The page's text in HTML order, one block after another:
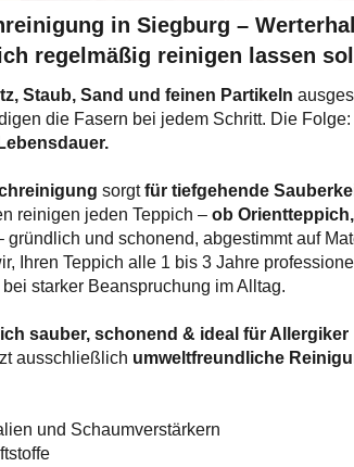
in Siegburg –
regelmäßig reinigen lassen
Staub, Sand und feinen Partikeln
die Fasern bei jedem Schritt. Die
sorgtfür tiefgehende
reinigen jeden Teppich – ob
gründlich und schonend, abgestimmt auf
Ihren Teppich alle 1 bis 3 Jahre
starker Beanspruchung im Alltag.
sauber, schonend & ideal für Allergiker
ausschließlich umweltfreundliche
und Schaumverstärkern